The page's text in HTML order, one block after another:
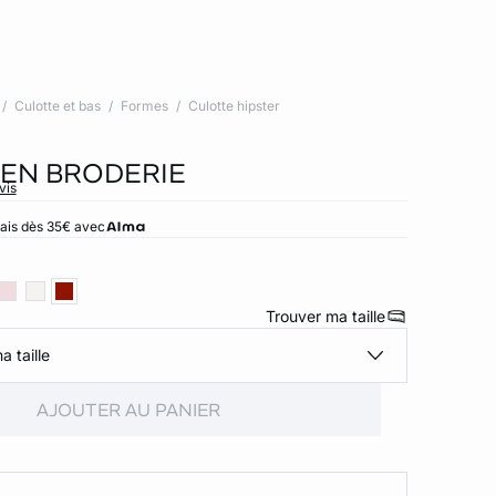
Culotte et bas Formes Culotte hipster
BRODERIE
dès 35€ avec
Trouver ma taille
taille
AJOUTER AU PANIER